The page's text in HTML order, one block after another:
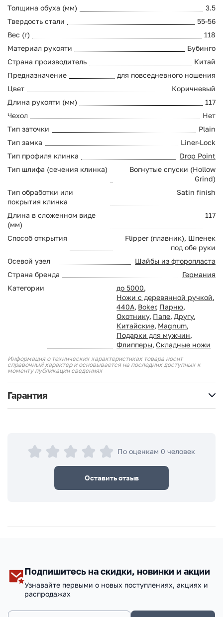
Толщина обуха (мм)
3.5
Твердость стали
55-56
Вес (г)
118
Материал рукояти
Бубинго
Страна производитель
Китай
Предназначение
для повседневного ношения
Цвет
Коричневый
Длина рукояти (мм)
117
Чехол
Нет
Тип заточки
Plain
Тип замка
Liner-Lock
Тип профиля клинка
Drop Point
Тип шлифа (сечения клинка)
Вогнутые спуски (Hollow
Grind)
Тип обработки или
покрытия клинка
Satin finish
Длина в сложенном виде
(мм)
117
Способ открытия
Flipper (плавник), Шпенек
под обе руки
Осевой узел
Шайбы из фторопласта
Страна бренда
Германия
Категории
до 5000,
Ножи с деревянной ручкой,
440A, Boker, Парню,
Охотнику, Папе, Другу,
Китайские, Magnum,
Подарки для мужчин,
Флипперы, Складные ножи
Информация о технических характеристиках товара носит
справочный характер и основывается на последних доступных к
моменту публикации сведениях
Гарантия
По оценкам 0 человек
Оставить отзыв
Подпишитесь на скидки, новинки и акции
Узнавайте первыми о новых поступлениях, акциях и
распродажах